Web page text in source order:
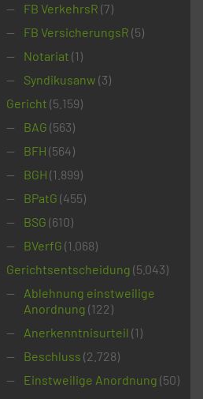
FB VerkehrsR (7)
FB VersicherungsR (5)
Notariat (1)
Syndikusanw (3)
Gericht (5.159)
BAG (563)
BFH (564)
BGH (1.899)
BPatG (455)
BSG (610)
BVerfG (1.068)
Gerichtsentscheidung (5.043)
Ablehnung einstweilige
Anordnung (122)
Anerkenntnisurteil (1)
Beschluss (2.728)
Einstweilige Anordnung (50)